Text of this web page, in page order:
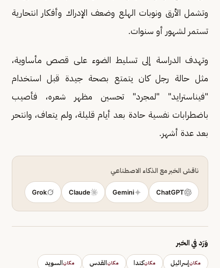
وتشمل الأرق ونوبات الهلع وضعف الإدراك وأفكار انتحارية
تستمر لشهور أو سنوات.
وتهدف الدراسة إلى تسليط الضوء على قصص مأساوية،
مثل حالة رجل كان يتمتع بصحة جيدة قبل استخدام
"فيناسترايد" "لمجرد" تحسين مظهر شعره، فأصيب
باضطرابات نفسية حادة بعد أيام قليلة، ولم يتعاف، وانتحر
بعد عدة أشهر.
ناقش الخبر مع الذكاء الاصطناعي
ChatGPT
Gemini
Claude
Grok
وَرَد في الخبر
مكانإسرائيل مكانكندا مكانالقدس مكانالسويد